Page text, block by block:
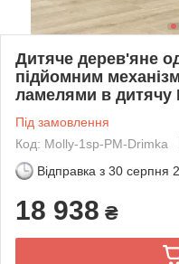
Дитяче дерев'яне
підйомним
ламелями в дитячу
Під замовлення
Код: Molly-1sp-PM-Drimka
Відправка з 30 серпня
18 938 ₴